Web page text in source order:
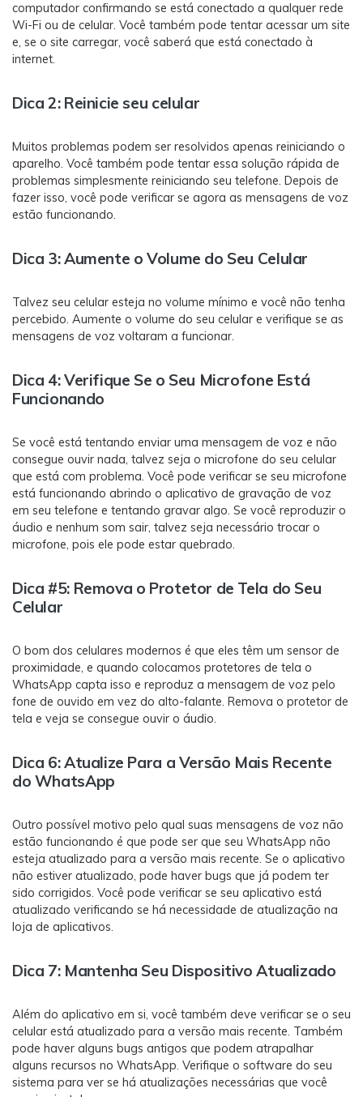
computador confirmando se está conectado a qualquer rede
Wi-Fi ou de celular. Você também pode tentar acessar um site
e, se o site carregar, você saberá que está conectado à
internet.
Dica 2: Reinicie seu celular
Muitos problemas podem ser resolvidos apenas reiniciando o
aparelho. Você também pode tentar essa solução rápida de
problemas simplesmente reiniciando seu telefone. Depois de
fazer isso, você pode verificar se agora as mensagens de voz
estão funcionando.
Dica 3:Aumente o Volume do Seu Celular
Talvez seu celular esteja no volume mínimo e você não tenha
percebido. Aumente o volume do seu celular e verifique se as
mensagens de voz voltaram a funcionar.
Dica 4: Verifique Se o Seu Microfone Está
Funcionando
Se você está tentando enviar uma mensagem de voz e não
consegue ouvir nada, talvez seja o microfone do seu celular
que está com problema. Você pode verificar se seu microfone
está funcionando abrindo o aplicativo de gravação de voz
em seu telefone e tentando gravar algo. Se você reproduzir o
áudio e nenhum som sair, talvez seja necessário trocar o
microfone, pois ele pode estar quebrado.
Dica #5: Remova o Protetor de Tela do Seu
Celular
O bom dos celulares modernos é que eles têm um sensor de
proximidade, e quando colocamos protetores de tela o
WhatsApp capta isso e reproduz a mensagem de voz pelo
fone de ouvido em vez do alto-falante. Remova o protetor de
tela e veja se consegue ouvir o áudio.
Dica 6: Atualize Para a Versão Mais Recente
do WhatsApp
Outro possível motivo pelo qual suas mensagens de voz não
estão funcionando é que pode ser que seu WhatsApp não
esteja atualizado para a versão mais recente. Se o aplicativo
não estiver atualizado, pode haver bugs que já podem ter
sido corrigidos. Você pode verificar se seu aplicativo está
atualizado verificando se há necessidade de atualização na
loja de aplicativos.
Dica 7: Mantenha Seu Dispositivo Atualizado
Além do aplicativo em si, você também deve verificar se o seu
celular está atualizado para a versão mais recente. Também
pode haver alguns bugs antigos que podem atrapalhar
alguns recursos no WhatsApp. Verifique o software do seu
sistema para ver se há atualizações necessárias que você